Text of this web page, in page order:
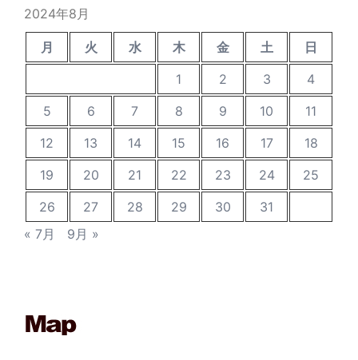
2024年8月
月 火 水 木 金 土
日
1
2 3
4
5
6 7 8 9 10
11
12
13 14 15 16 17
18
19
20 21 22 23 24
25
26
27 28 29 30
31
« 7月
9月 »